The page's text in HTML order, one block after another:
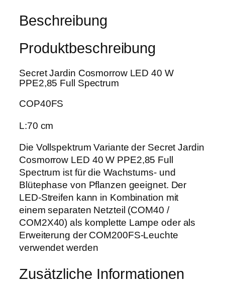
a
:
6
,
0
,
9
.
d
n
o
s
m
r
o
w
L
E
D
4
0
W
P
E
Beschreibung
Produktbeschreibung
Secret Jardin Cosmorrow LED 40 W
PPE2,85 Full Spectrum
COP40FS
L:70 cm
Die Vollspektrum Variante der Secret Jardin
Cosmorrow LED 40 W PPE2,85 Full
Spectrum ist für die Wachstums- und
Blütephase von Pflanzen geeignet. Der
LED-Streifen kann in Kombination mit
einem separaten Netzteil (COM40 /
COM2X40) als komplette Lampe oder als
Erweiterung der COM200FS-Leuchte
verwendet werden
Zusätzliche Informationen